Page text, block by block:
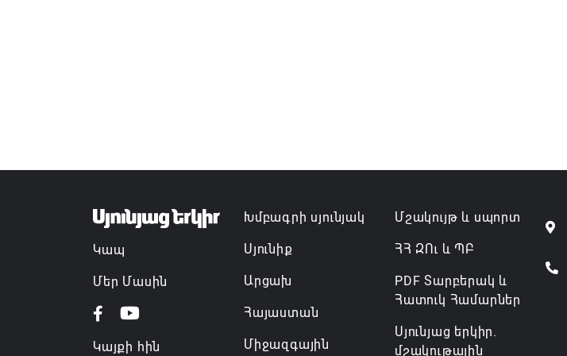
Կապ
Մեր Մասին
Կայքի հին
Խմբագրի սյունյակ
Սյունիք
Արցախ
Հայաստան
Միջազգային
Մշակույթ և սպորտ
ՀՀ ԶՈւ և ՊԲ
PDF Տարբերակ և
Հատուկ Համարներ
Սյունյաց երկիր.
մշակութային